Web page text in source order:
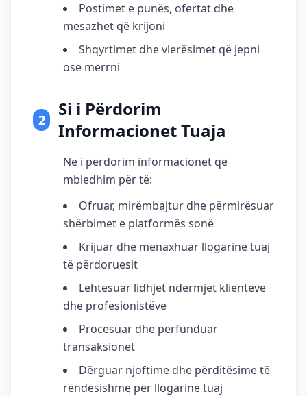
Postimet e punës, ofertat dhe
mesazhet që krijoni
Shqyrtimet dhe vlerësimet që jepni
ose merrni
2
Si i Përdorim
Informacionet Tuaja
Ne i përdorim informacionet që
mbledhim për të:
Ofruar, mirëmbajtur dhe përmirësuar
shërbimet e platformës sonë
Krijuar dhe menaxhuar llogarinë tuaj
të përdoruesit
Lehtësuar lidhjet ndërmjet klientëve
dhe profesionistëve
Procesuar dhe përfunduar
transaksionet
Dërguar njoftime dhe përditësime të
rëndësishme për llogarinë tuaj